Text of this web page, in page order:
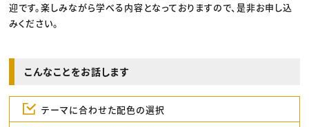
迎です。楽しみながら学べる内容となっておりますので、是非お申し込
みください。
こんなことをお話します
テーマに合わせた配色の選択